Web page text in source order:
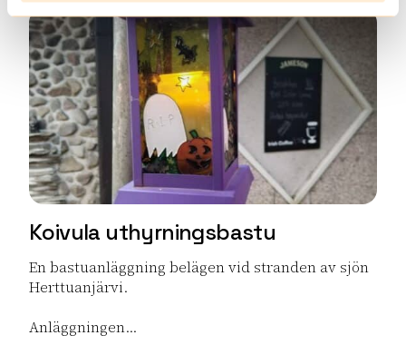
Koivula uthyrningsbastu
En bastuanläggning belägen vid stranden av sjön
Herttuanjärvi.
Anläggningen...